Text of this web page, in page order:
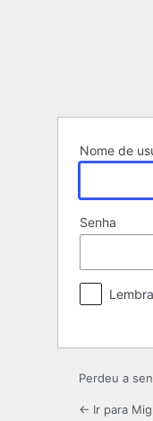
Nome de
Senha
Perdeu a
← Ir para